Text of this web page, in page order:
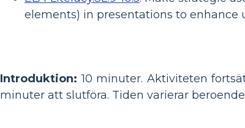
elements) in presentations to
Introduktion: 10 minuter. Aktiviteten
minuter att slutföra. Tiden varierar